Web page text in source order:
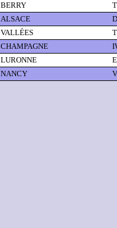
BERRY
ALSACE
VALLÉES
CHAMPAGNE
LURONNE
NANCY